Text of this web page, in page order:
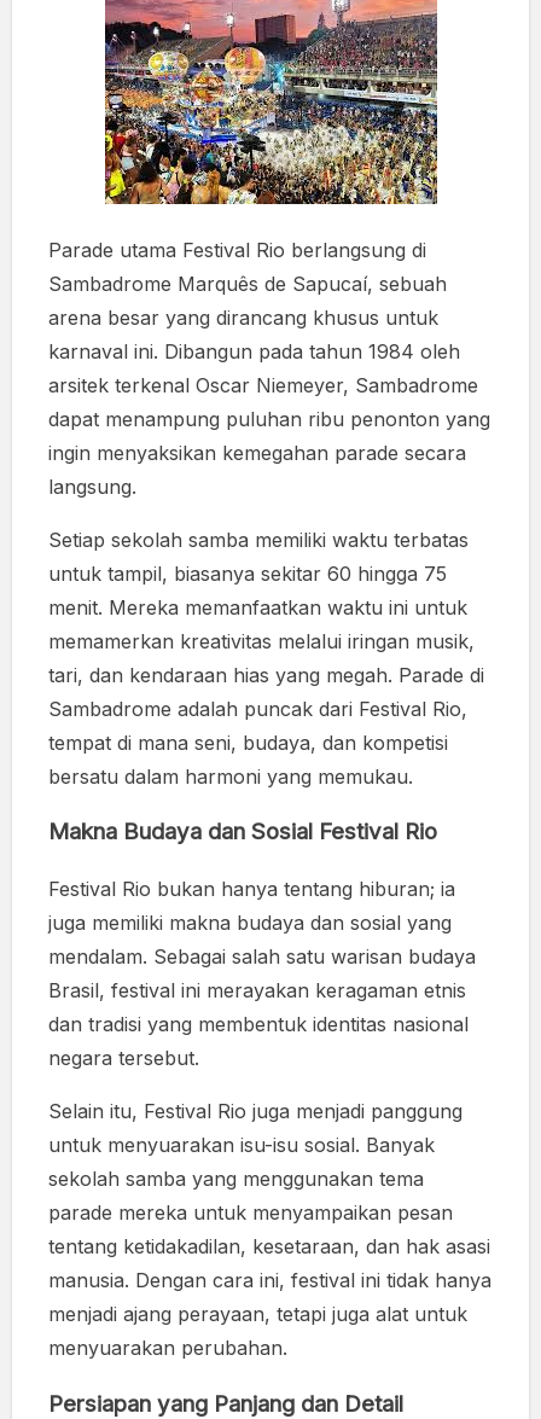
Parade utama Festival Rio berlangsung di
Sambadrome Marquês de Sapucaí, sebuah
arena besar yang dirancang khusus untuk
karnaval ini. Dibangun pada tahun 1984 oleh
arsitek terkenal Oscar Niemeyer, Sambadrome
dapat menampung puluhan ribu penonton yang
ingin menyaksikan kemegahan parade secara
langsung.
Setiap sekolah samba memiliki waktu terbatas
untuk tampil, biasanya sekitar 60 hingga 75
menit. Mereka memanfaatkan waktu ini untuk
memamerkan kreativitas melalui iringan musik,
tari, dan kendaraan hias yang megah. Parade di
Sambadrome adalah puncak dari Festival Rio,
tempat di mana seni, budaya, dan kompetisi
bersatu dalam harmoni yang memukau.
Makna Budaya dan Sosial Festival Rio
Festival Rio bukan hanya tentang hiburan; ia
juga memiliki makna budaya dan sosial yang
mendalam. Sebagai salah satu warisan budaya
Brasil, festival ini merayakan keragaman etnis
dan tradisi yang membentuk identitas nasional
negara tersebut.
Selain itu, Festival Rio juga menjadi panggung
untuk menyuarakan isu-isu sosial. Banyak
sekolah samba yang menggunakan tema
parade mereka untuk menyampaikan pesan
tentang ketidakadilan, kesetaraan, dan hak asasi
manusia. Dengan cara ini, festival ini tidak hanya
menjadi ajang perayaan, tetapi juga alat untuk
menyuarakan perubahan.
Persiapan yang Panjang dan Detail